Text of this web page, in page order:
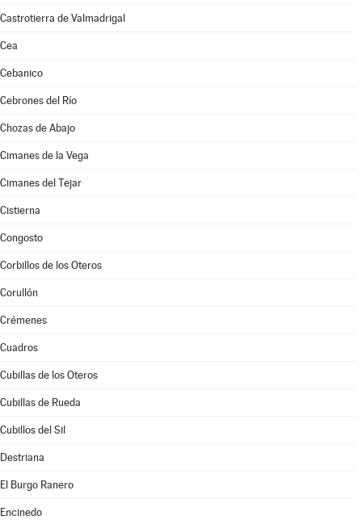
Castrotierra de Valmadrigal
Cea
Cebanico
Cebrones del Río
Chozas de Abajo
Cimanes de la Vega
Cimanes del Tejar
Cistierna
Congosto
Corbillos de los Oteros
Corullón
Crémenes
Cuadros
Cubillas de los Oteros
Cubillas de Rueda
Cubillos del Sil
Destriana
El Burgo Ranero
Encinedo